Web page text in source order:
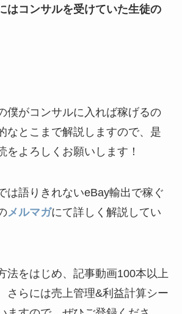
はコンサルを受けていた生徒の
僕がコンサルに入れば稼げるの
なとこまで解説しますので、是
をよろしくお願いします！
は語りきれないeBay輸出で稼ぐ
メルマガにて詳しく解説してい
法をはじめ、記事動画100本以上
さらには売上管理&利益計算シー